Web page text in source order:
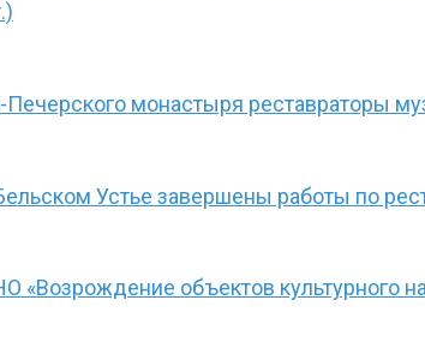
монастыря реставраторы
Устье завершены работы по
«Возрождение объектов культурного